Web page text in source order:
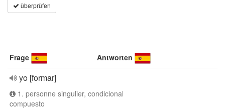
überprüfen
Frage Antworten
yo [formar]
1. personne singulier, condicional
compuesto